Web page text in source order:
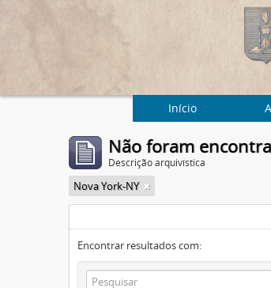
Início
Não foram
Descrição arquivística
Nova York-NY
Encontrar resultados com: